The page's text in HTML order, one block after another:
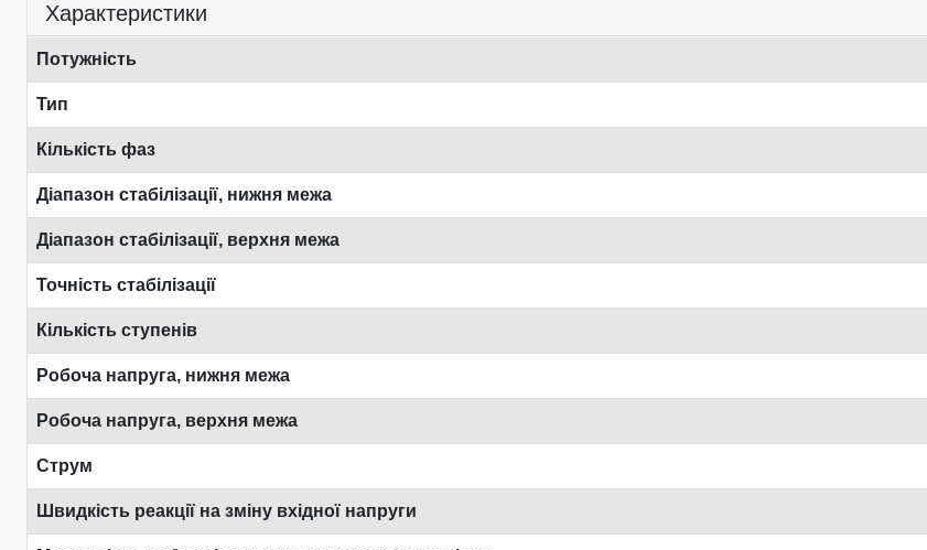
Характеристики
Потужність
Тип
Кількість фаз
Діапазон стабілізації, нижня межа
Діапазон стабілізації, верхня межа
Точність стабілізації
Кількість ступенів
Робоча напруга, нижня межа
Робоча напруга, верхня межа
Струм
Швидкість реакції на зміну вхідної напруги